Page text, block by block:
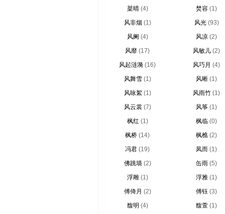
棻晴 (4) 焚容 (1)
风非烟 (1) 风光 (93)
风阑 (4) 风凉 (2)
风靡 (17) 风敏儿 (2)
风起涟漪 (16) 风巧月 (4)
风舞雪 (1) 风晰 (1)
风咏絮 (1) 风雨竹 (1)
风云裳 (7) 风筝 (1)
枫红 (1) 枫临 (0)
枫桥 (14) 枫樵 (2)
冯君 (19) 凤而 (1)
佛跳墙 (2) 缶雨 (5)
浮雕 (1) 浮雅 (1)
傅倚月 (2) 傅钰 (3)
馥明 (4) 馥萱 (1)